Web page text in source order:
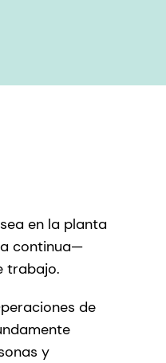
en la planta
continua—
trabajo.
de
y